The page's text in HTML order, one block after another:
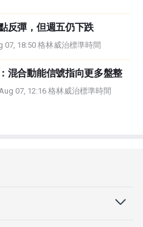
反彈，但週五仍下跌
07, 18:50 格林威治標準時間
混合動能信號指向更多盤整
07, 12:16 格林威治標準時間